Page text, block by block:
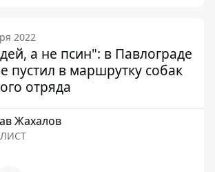
2022
а не псин": в Павлограде
пустил в маршрутку собак
отряда
Жахалов